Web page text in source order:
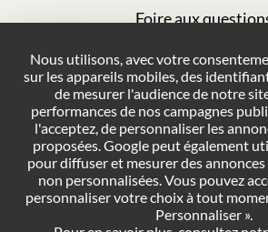
Foire aux
Plan du site
Politique de
Conditions générales
Gestion des
NOUS CONTACTER
Nous utilisons, avec votre
sur les appareils mobiles, des
de mesurer l'audience de notre
performances de nos campagnes
l'acceptez, de personnaliser les
proposées. Google peut également
pour diffuser et mesurer des
non personnalisées. Vous pouvez
personnaliser votre choix à tout
Personnaliser ».